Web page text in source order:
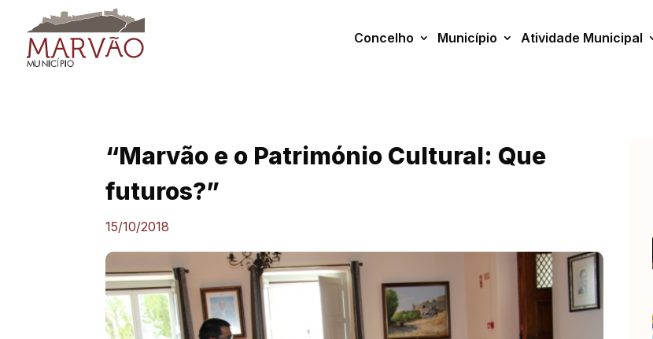
content
Concelho Município Atividade Municipal
“Marvão e o Património Cultural: Que
futuros?”
15/10/2018